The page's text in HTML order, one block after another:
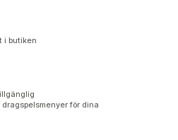
i butiken
för dina